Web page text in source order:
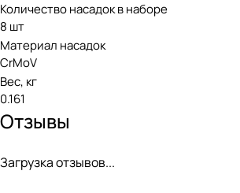
Количество насадок в наборе
8 шт
Материал насадок
CrMoV
Вес, кг
0.161
Отзывы
Загрузка отзывов...